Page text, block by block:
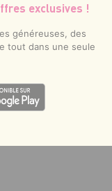
exclusives !
généreuses, des
tout dans une seule